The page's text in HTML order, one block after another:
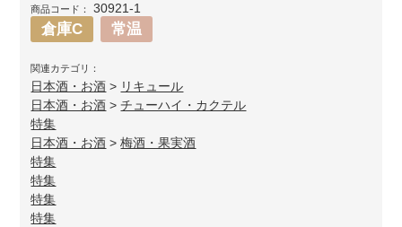
商品コード： 30921-1
倉庫C 常温
関連カテゴリ：
日本酒・お酒 > リキュール
日本酒・お酒 >チューハイ・カクテル
特集
日本酒・お酒 >梅酒・果実酒
特集
特集
特集
特集